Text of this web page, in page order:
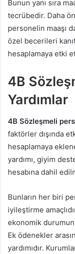
Bunun yanı sıra
tecrübedir. Daha
personelin maaşı
özel becerileri
hesaplamaya etki
4B
Yardımlar
4B Sözleşmeli
faktörler dışında
hesaplamaya
yardımı, giyim
hesabına dahil
Bunların her biri
iyileştirme
ekonomik
Ek ödenekler
yardımıdır.